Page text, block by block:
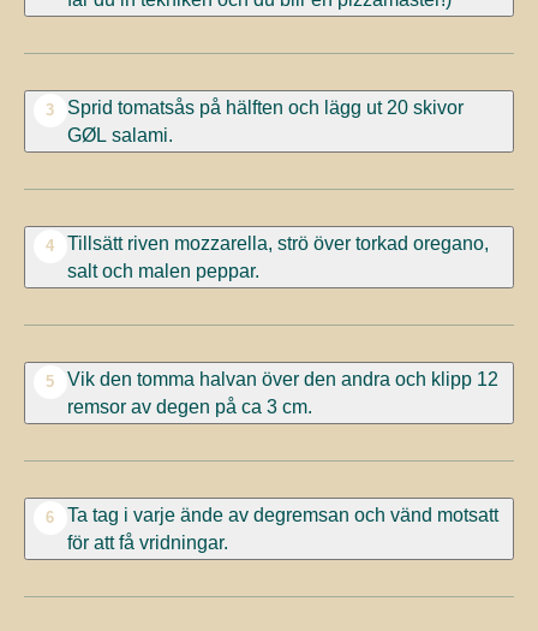
3
Sprid tomatsås på hälften och lägg ut 20 skivor
GØL salami.
4
Tillsätt riven mozzarella, strö över torkad oregano,
salt och malen peppar.
5
Vik den tomma halvan över den andra och klipp 12
remsor av degen på ca 3 cm.
6
Ta tag i varje ände av degremsan och vänd motsatt
för att få vridningar.